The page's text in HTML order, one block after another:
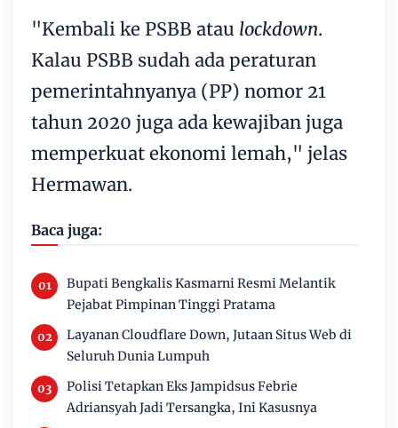
"Kembali ke PSBB atau lockdown.
Kalau PSBB sudah ada peraturan
pemerintahnyanya (PP) nomor 21
tahun 2020 juga ada kewajiban juga
memperkuat ekonomi lemah," jelas
Hermawan.
Baca juga:
Bupati Bengkalis Kasmarni Resmi Melantik
Pejabat Pimpinan Tinggi Pratama
Layanan Cloudflare Down, Jutaan Situs Web di
Seluruh Dunia Lumpuh
Polisi Tetapkan Eks Jampidsus Febrie
Adriansyah Jadi Tersangka, Ini Kasusnya